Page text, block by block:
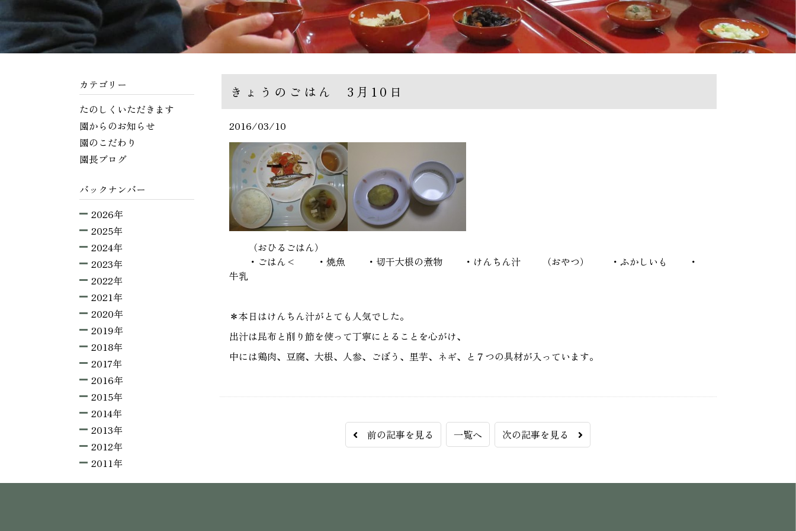
きょうのごはん 3月10日
2016/03/10
（おひるごはん）
・ごはん< ・焼魚 ・切干大根の煮物 ・けんちん汁 （おやつ） ・ふかしいも ・
牛乳
＊本日はけんちん汁がとても人気でした。
出汁は昆布と削り節を使って丁寧にとることを心がけ、
中には鶏肉、豆腐、大根、人参、ごぼう、里芋、ネギ、と７つの具材が入っています。
前の記事を見る 一覧へ 次の記事を見る
カテゴリー
たのしくいただきます
園からのお知らせ
園のこだわり
園長ブログ
バックナンバー
2026年
2025年
2024年
2023年
2022年
2021年
2020年
2019年
2018年
2017年
2016年
2015年
2014年
2013年
2012年
2011年